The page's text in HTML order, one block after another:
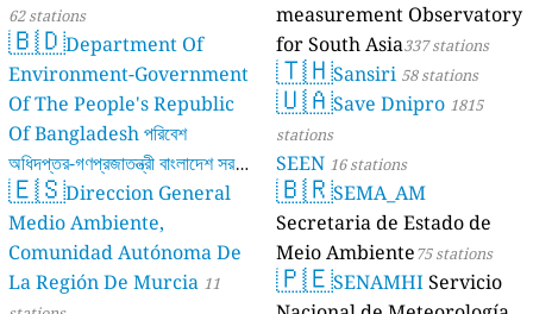
62 stations
🇧🇩Department Of
Environment-Government
Of The People's Republic
Of Bangladesh পরিবেশ
অধিদপ্তর-গণপ্রজাতন্ত্রী বাংলাদেশ সরকার
17 stations
🇪🇸Direccion General
Medio Ambiente,
Comunidad Autónoma De
La Región De Murcia 11
measurement Observatory
for South Asia337 stations
🇹🇭Sansiri 58 stations
🇺🇦Save Dnipro 1815
stations
SEEN 16 stations
🇧🇷SEMA_AM
Secretaria de Estado de
Meio Ambiente75 stations
🇵🇪SENAMHIServicio